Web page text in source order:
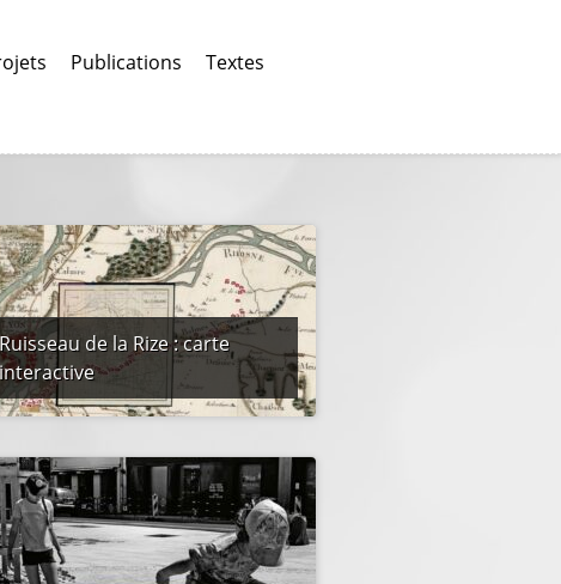
Publications
Textes
Ruisseau de la Rize : carte
interactive